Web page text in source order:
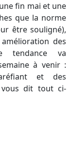
que la norme
être souligné),
des
tendance va
à venir :
et des
dit tout ci-